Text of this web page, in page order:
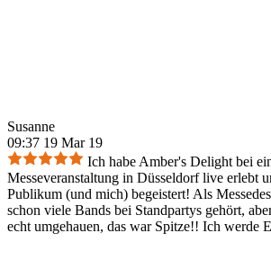
Susanne
09:37 19 Mar 19
Ich habe Amber's Delight bei
Messeveranstaltung in Düsseldorf live erlebt
Publikum (und mich) begeistert! Als
schon viele Bands bei Standpartys gehört,
echt umgehauen, das war Spitze!! Ich werde